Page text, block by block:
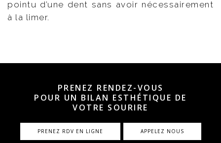
pointu d’une dent sans avoir nécessairement
à la limer.
PRENEZ RENDEZ-VOUS
POUR UN BILAN ESTHÉTIQUE DE
VOTRE SOURIRE
PRENEZ RDV EN LIGNE APPELEZ NOUS